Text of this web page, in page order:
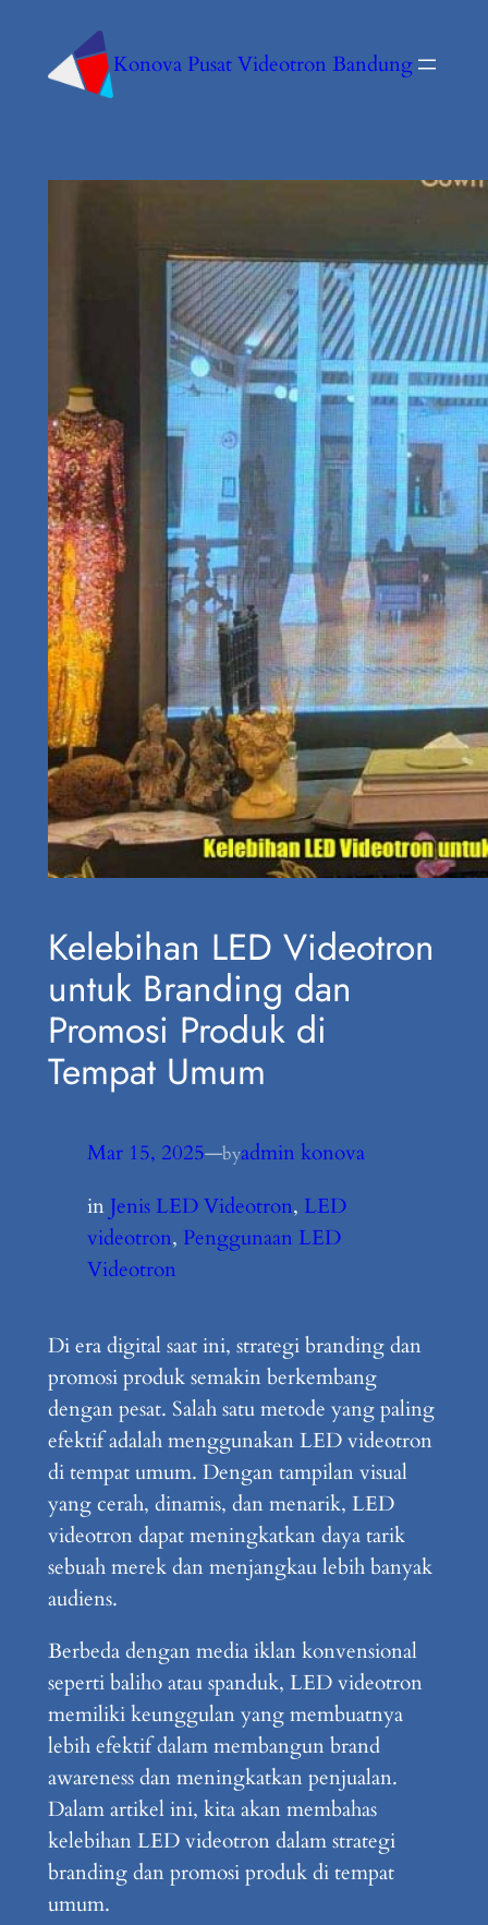
Konova Pusat Videotron Bandung
Kelebihan LED Videotron
untuk Branding dan
Promosi Produk di
Tempat Umum
Mar 15, 2025—byadmin konova
in Jenis LED Videotron, LED
videotron, Penggunaan LED
Videotron
Di era digital saat ini, strategi branding dan
promosi produk semakin berkembang
dengan pesat. Salah satu metode yang paling
efektif adalah menggunakan LED videotron
di tempat umum. Dengan tampilan visual
yang cerah, dinamis, dan menarik, LED
videotron dapat meningkatkan daya tarik
sebuah merek dan menjangkau lebih banyak
audiens.
Berbeda dengan media iklan konvensional
seperti baliho atau spanduk, LED videotron
memiliki keunggulan yang membuatnya
lebih efektif dalam membangun brand
awareness dan meningkatkan penjualan.
Dalam artikel ini, kita akan membahas
kelebihan LED videotron dalam strategi
branding dan promosi produk di tempat
umum.